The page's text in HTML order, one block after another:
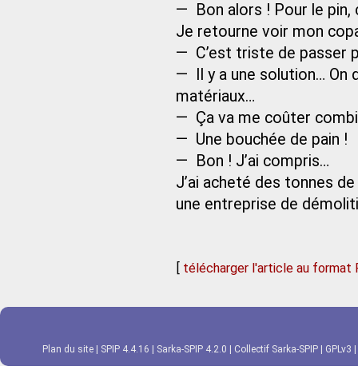
— Bon alors ! Pour le pin,
Je retourne voir mon
— C’est triste de passer
— Il y a une solution… On
matériaux…
— Ça va me coûter
— Une bouchée de pain !
— Bon ! J’ai compris…
J’ai acheté des tonnes
une entreprise de
[ télécharger l'article au format
Plan du site SPIP 4.4.16 Sarka-SPIP 4.2.0 Collectif Sarka-SPIP GPLv3